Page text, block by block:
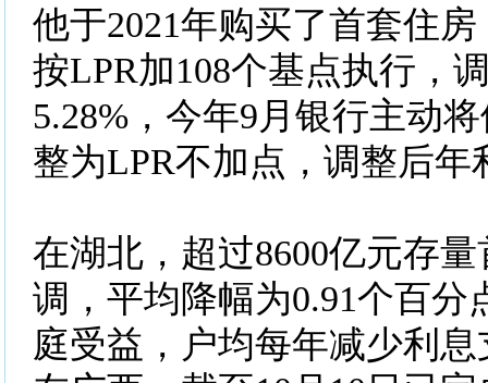
他于2021年购买了首套住
按LPR加108个基点执行，
5.28%，今年9月银行主动
整为LPR不加点，调整后年
在湖北，超过8600亿元存
调，平均降幅为0.91个百分
庭受益，户均每年减少利息